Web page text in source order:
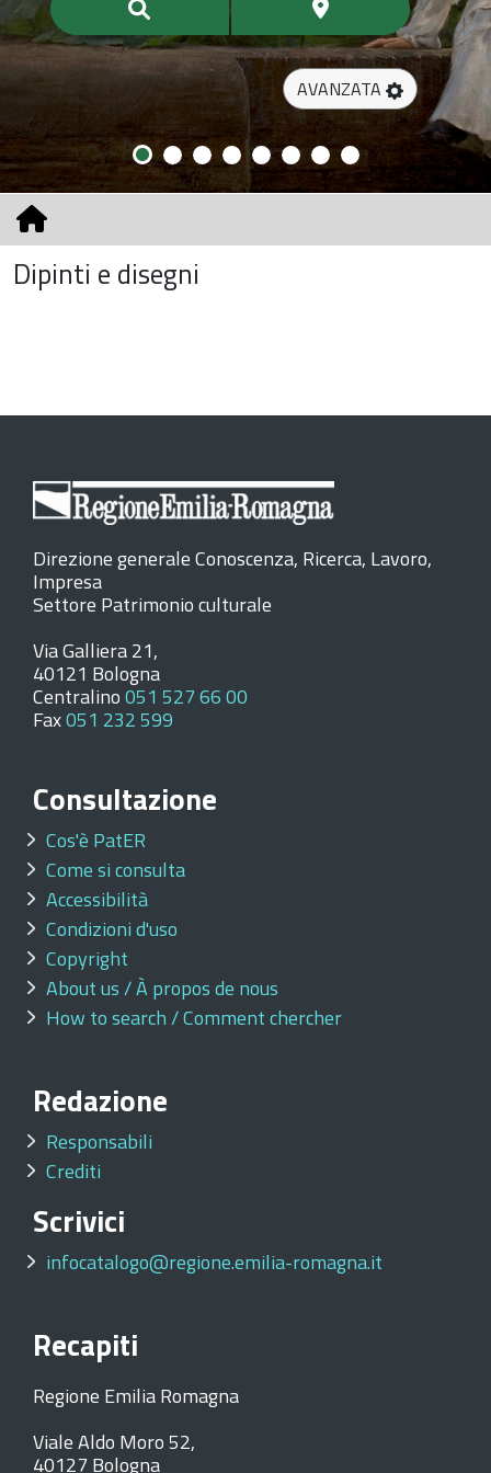
AVANZATA
Dipinti e disegni
Direzione generale Conoscenza, Ricerca, Lavoro,
Impresa
Settore Patrimonio culturale
Via Galliera 21,
40121 Bologna
Centralino051 527 66 00
Fax051 232 599
Consultazione
Cos'è PatER
Come si consulta
Accessibilità
Condizioni d'uso
Copyright
About us / À propos de nous
How to search / Comment chercher
Redazione
Responsabili
Crediti
Scrivici
infocatalogo@regione.emilia-romagna.it
Recapiti
Regione Emilia Romagna
Viale Aldo Moro 52,
40127 Bologna